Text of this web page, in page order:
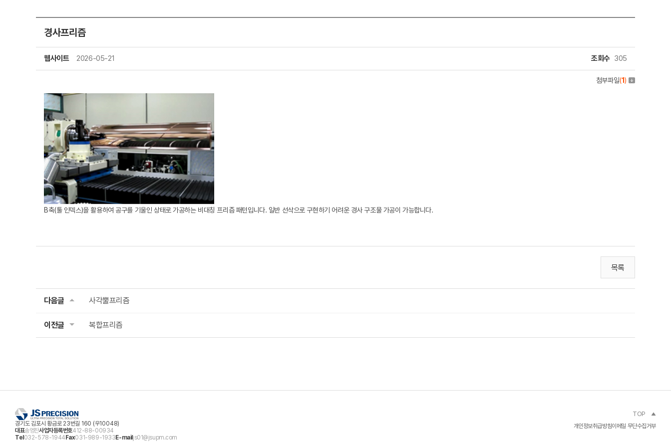
경사프리즘
웹사이트 2026-05-21 조회수 305
첨부파일(1)
B축(툴 인덱스)을 활용하여 공구를 기울인 상태로 가공하는 비대칭 프리즘 패턴입니다. 일반 선삭으로 구현하기 어려운 경사 구조물 가공이 가능합니다.
목록
다음글 사각뿔프리즘
이전글 복합프리즘
경기도 김포시 황금로 23번길 160 (우10048)
대표송영찬사업자등록번호412-88-00934
Tel032-578-1944Fax031-989-1933E-mailjs01@jsupm.com
TOP
개인정보취급방침이메일 무단수집거부